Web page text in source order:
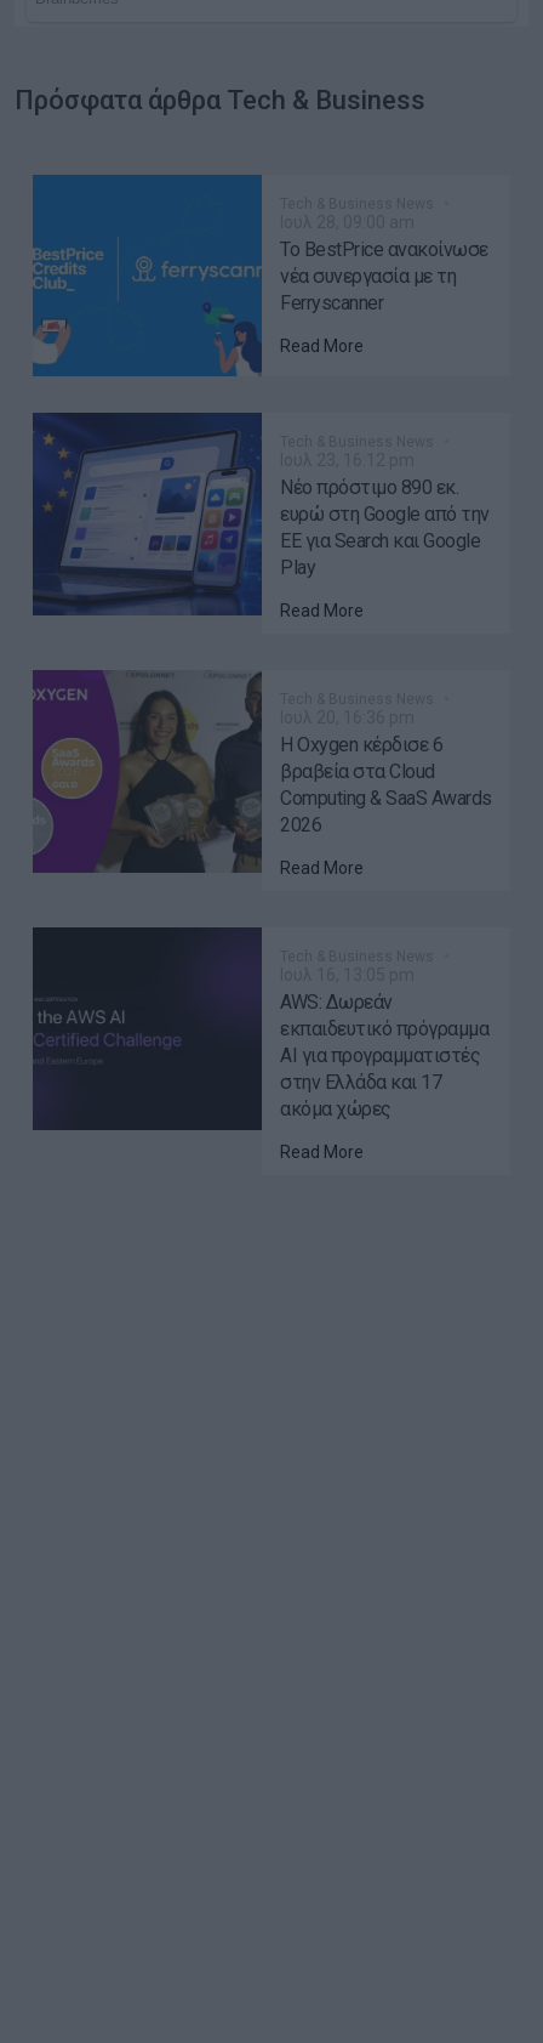
Πρόσφατα άρθρα Tech & Business
Το BestPrice ανακοίνωσε
νέα συνεργασία με τη
Ferryscanner
Read More
Νέο πρόστιμο 890 εκ.
ευρώ στη Google από την
ΕΕ για Search και Google
Play
Read More
Η Oxygen κέρδισε 6
βραβεία στα Cloud
Computing & SaaS Awards
2026
Read More
AWS: Δωρεάν
εκπαιδευτικό πρόγραμμα
AI για προγραμματιστές
στην Ελλάδα και 17
ακόμα χώρες
Read More